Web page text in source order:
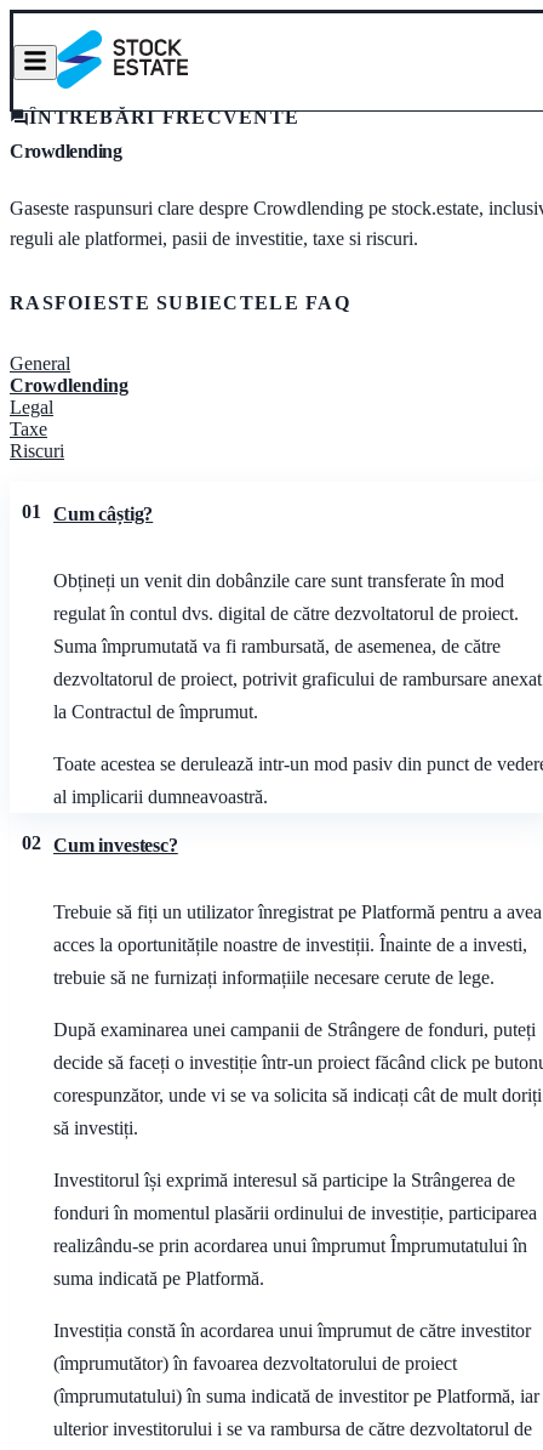
ÎNTREBĂRI FRECVENTE
Crowdlending
Gaseste raspunsuri clare despre Crowdlending pe stock.estate,
reguli ale platformei, pasii de investitie, taxe si riscuri.
RASFOIESTE SUBIECTELE FAQ
General
Crowdlending
Legal
Taxe
Riscuri
01 Cum câștig?
Obțineți un venit din dobânzile care sunt transferate în mod
regulat în contul dvs. digital de către dezvoltatorul de proiect.
Suma împrumutată va fi rambursată, de asemenea, de către
dezvoltatorul de proiect, potrivit graficului de rambursare anexat
la Contractul de împrumut.
Toate acestea se derulează intr-un mod pasiv din punct de
al implicarii dumneavoastră.
02 Cum investesc?
Trebuie să fiți un utilizator înregistrat pe Platformă pentru a avea
acces la oportunitățile noastre de investiții. Înainte de a investi,
trebuie să ne furnizați informațiile necesare cerute de lege.
După examinarea unei campanii de Strângere de fonduri, puteți
decide să faceți o investiție într-un proiect făcând click pe
corespunzător, unde vi se va solicita să indicați cât de mult doriți
să investiți.
Investitorul își exprimă interesul să participe la Strângerea de
fonduri în momentul plasării ordinului de investiție, participarea
realizându-se prin acordarea unui împrumut Împrumutatului în
suma indicată pe Platformă.
Investiția constă în acordarea unui împrumut de către investitor
(împrumutător) în favoarea dezvoltatorului de proiect
(împrumutatului) în suma indicată de investitor pe Platformă, iar
ulterior investitorului i se va rambursa de către dezvoltatorul de